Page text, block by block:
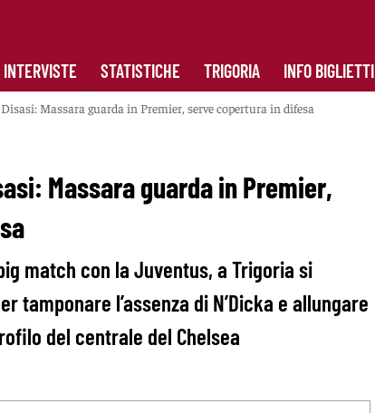
INTERVISTE STATISTICHE TRIGORIA INFO BIGLIETTI
Massara guarda in Premier, serve copertura in difesa
Massara guarda in Premier,
match con la Juventus, a Trigoria si
tamponare l’assenza di N’Dicka e allungare
del centrale del Chelsea